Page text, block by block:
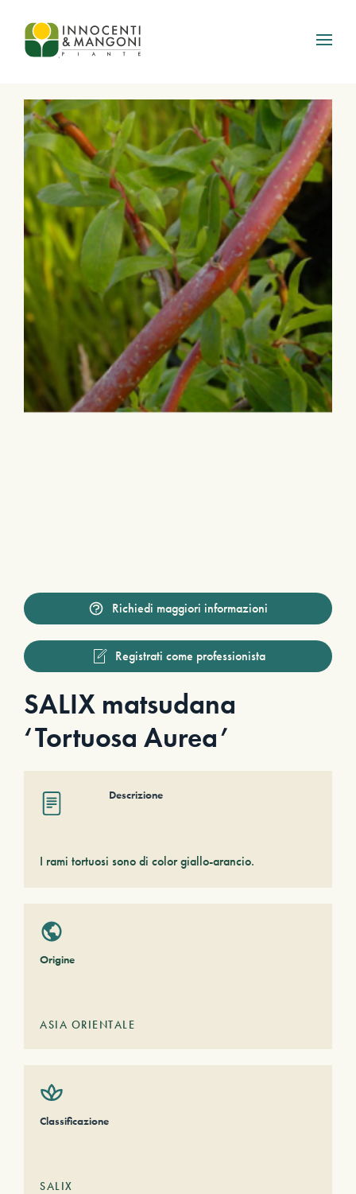
Skip to main content
Richiedi maggiori informazioni
Registrati come professionista
SALIX matsudana
‘Tortuosa Aurea’
Descrizione
I rami tortuosi sono di color giallo-arancio.
Origine
ASIA ORIENTALE
Classificazione
SALIX